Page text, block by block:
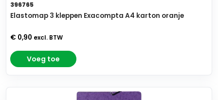
396765
Elastomap 3 kleppen Exacompta A4 karton oranje
€ 0,90 excl. BTW
Voeg toe